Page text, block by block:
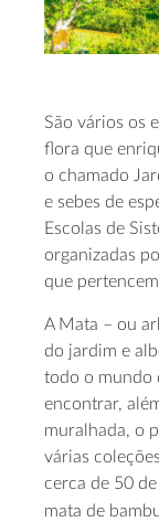
São vários os
flora que
o chamado
e sebes de
Escolas de
organizadas
que
A Mata – ou
do jardim e
todo o mundo
encontrar,
muralhada, o
várias
cerca de 50
mata de